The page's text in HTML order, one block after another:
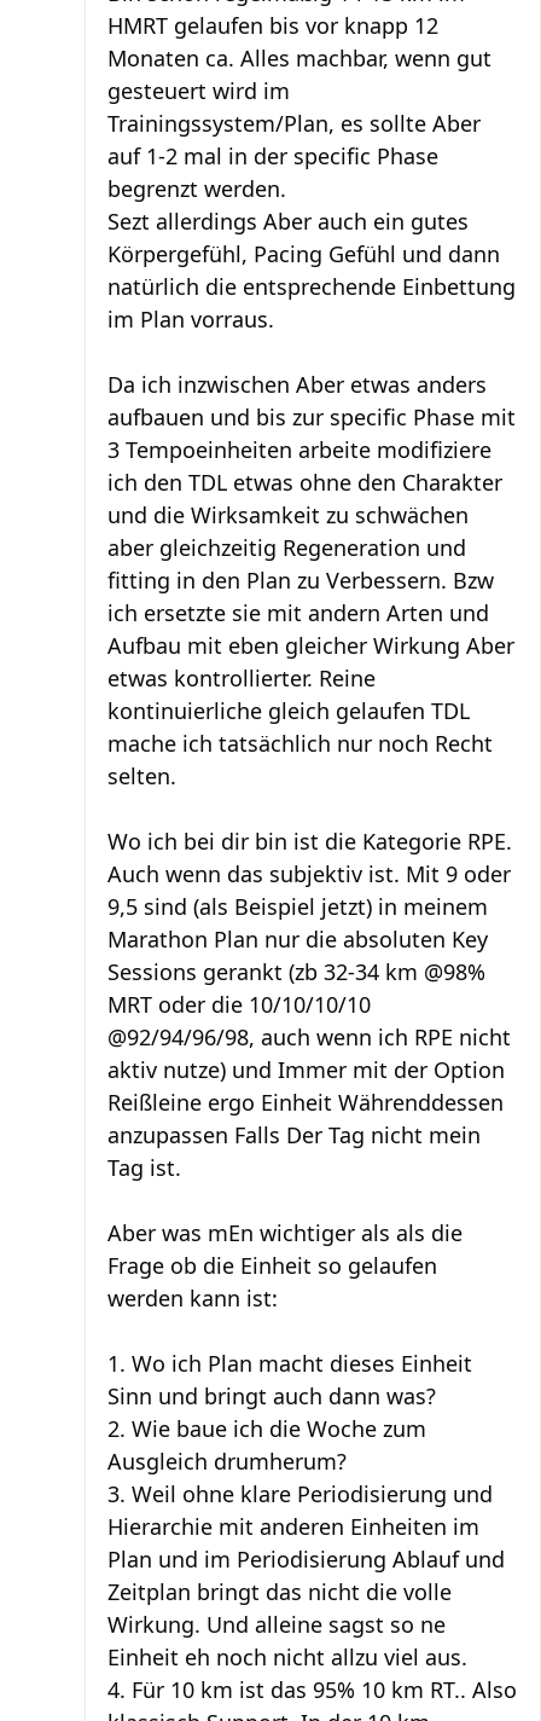
HMRT gelaufen bis vor knapp 12
Monaten ca. Alles machbar, wenn gut
gesteuert wird im
Trainingssystem/Plan, es sollte Aber
auf 1-2 mal in der specific Phase
begrenzt werden.
Sezt allerdings Aber auch ein gutes
Körpergefühl, Pacing Gefühl und dann
natürlich die entsprechende Einbettung
im Plan vorraus.
Da ich inzwischen Aber etwas anders
aufbauen und bis zur specific Phase mit
3 Tempoeinheiten arbeite modifiziere
ich den TDL etwas ohne den Charakter
und die Wirksamkeit zu schwächen
aber gleichzeitig Regeneration und
fitting in den Plan zu Verbessern. Bzw
ich ersetzte sie mit andern Arten und
Aufbau mit eben gleicher Wirkung Aber
etwas kontrollierter. Reine
kontinuierliche gleich gelaufen TDL
mache ich tatsächlich nur noch Recht
selten.
Wo ich bei dir bin ist die Kategorie RPE.
Auch wenn das subjektiv ist. Mit 9 oder
9,5 sind (als Beispiel jetzt) in meinem
Marathon Plan nur die absoluten Key
Sessions gerankt (zb 32-34 km @98%
MRT oder die 10/10/10/10
@92/94/96/98, auch wenn ich RPE nicht
aktiv nutze) und Immer mit der Option
Reißleine ergo Einheit Währenddessen
anzupassen Falls Der Tag nicht mein
Tag ist.
Aber was mEn wichtiger als als die
Frage ob die Einheit so gelaufen
werden kann ist:
1. Wo ich Plan macht dieses Einheit
Sinn und bringt auch dann was?
2. Wie baue ich die Woche zum
Ausgleich drumherum?
3. Weil ohne klare Periodisierung und
Hierarchie mit anderen Einheiten im
Plan und im Periodisierung Ablauf und
Zeitplan bringt das nicht die volle
Wirkung. Und alleine sagst so ne
Einheit eh noch nicht allzu viel aus.
4. Für 10 km ist das 95% 10 km RT.. Also